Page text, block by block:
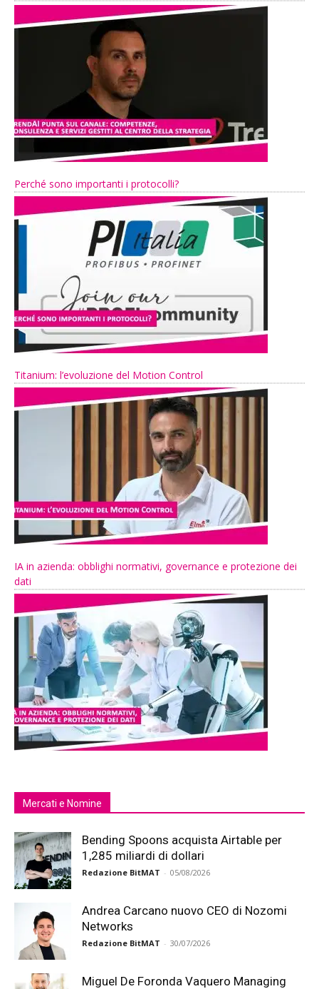
Perché sono importanti i protocolli?
Titanium: l’evoluzione del Motion Control
IA in azienda: obblighi normativi, governance e protezione dei
dati
Mercati e Nomine
Bending Spoons acquista Airtable per
1,285 miliardi di dollari
Redazione BitMAT - 05/08/2026
Andrea Carcano nuovo CEO di Nozomi
Networks
Redazione BitMAT - 30/07/2026
Miguel De Foronda Vaquero Managing